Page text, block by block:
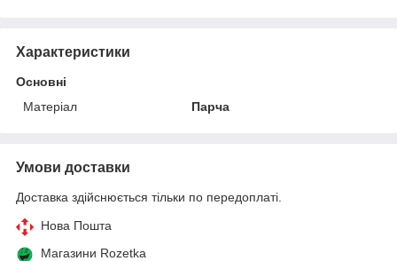
Характеристики
Основні
Матеріал
Парча
Умови доставки
Доставка здійснюється тільки по передоплаті.
Нова Пошта
Магазини Rozetka